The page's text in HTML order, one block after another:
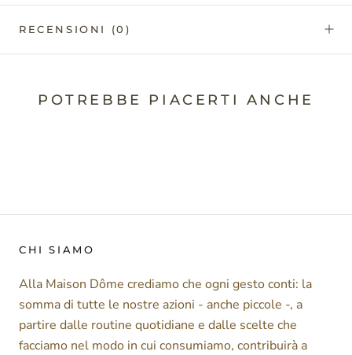
RECENSIONI (0)
POTREBBE PIACERTI ANCHE
CHI SIAMO
Alla Maison Dôme crediamo che ogni gesto conti: la
somma di tutte le nostre azioni - anche piccole -, a
partire dalle routine quotidiane e dalle scelte che
facciamo nel modo in cui consumiamo, contribuirà a